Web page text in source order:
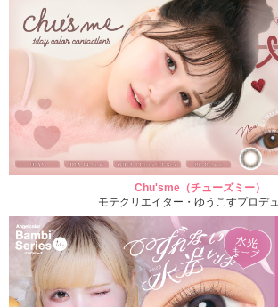
Chu'sme（チューズミー）
モテクリエイター・ゆうこすプロデ